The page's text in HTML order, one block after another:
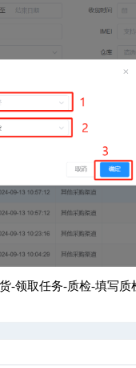
-领取任务-质检-填写